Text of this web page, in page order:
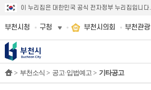
이 누리집은 대한민국 공식 전자정부 누리집입니다.
부천시청 구청 부천시의회 부천관광
> 부천소식 > 공고·입법예고 > 기타공고